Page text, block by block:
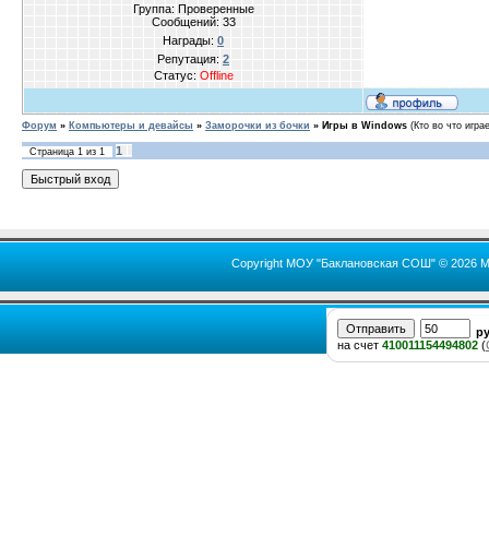
Группа: Проверенные
Сообщений: 33
Награды: 0
Репутация: 2
Статус: Offline
Форум » Компьютеры и девайсы » Заморочки из бочки » Игры в Windows (Кто во что
Страница 1 из 1 1
Copyright МОУ "Баклановская СОШ" © 2026
на счет 410011154494802 (